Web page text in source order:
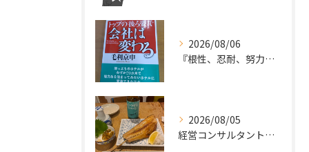
2026/08/06
『根性、忍耐、努力という言葉は死語なのか』
2026/08/05
経営コンサルタントのモーちゃん・毛利京申です。